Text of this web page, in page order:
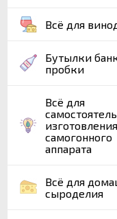
Всё для
Бутылки
пробки
Всё для
изготовления
самогонного
аппарата
Всё для
сыроделия